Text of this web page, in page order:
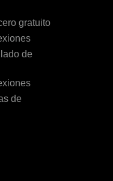
gratuito
de
de